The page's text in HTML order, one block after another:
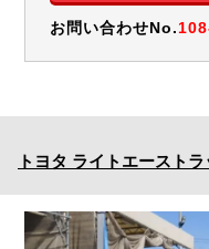
お問い合わせNo.
トヨタ ライトエーストラ